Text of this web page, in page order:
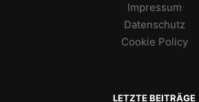
Impressum
Datenschutz
Cookie Policy
LETZTE BEITRÄGE